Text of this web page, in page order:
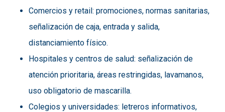
Comercios y retail: promociones, normas sanitarias,
señalización de caja, entrada y salida,
distanciamiento físico.
Hospitales y centros de salud: señalización de
atención prioritaria, áreas restringidas, lavamanos,
uso obligatorio de mascarilla.
Colegios y universidades: letreros informativos,